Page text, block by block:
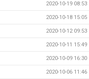
2020-10-19 08:53
2020-10-18 15:05
2020-10-12 09:53
2020-10-11 15:49
2020-10-09 16:30
2020-10-06 11:46